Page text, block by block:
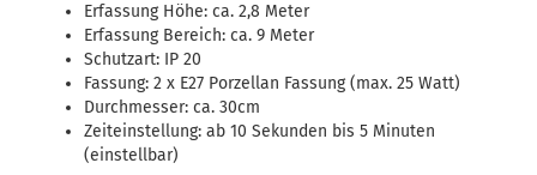
Erfassung Höhe: ca. 2,8 Meter
Erfassung Bereich: ca. 9 Meter
Schutzart: IP 20
Fassung: 2 x E27 Porzellan Fassung (max. 25 Watt)
Durchmesser: ca. 30cm
Zeiteinstellung: ab 10 Sekunden bis 5 Minuten
(einstellbar)